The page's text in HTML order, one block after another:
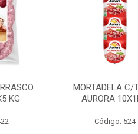
KG
MORTADELA C/
AURORA
Código: 524